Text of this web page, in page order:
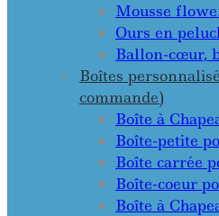
Mousse
Ours en
Ballon-cœur,
Boîtes
commande)
Boîte à
Boîte-petite
Boîte carrée
Boîte-coeur
Boîte à